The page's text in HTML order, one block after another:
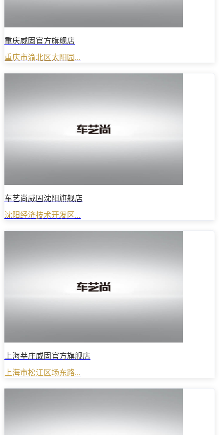
重庆威固官方旗舰店
重庆市渝北区太阳园...
车艺尚威固沈阳旗舰店
沈阳经济技术开发区...
上海莘庄威固官方旗舰店
上海市松江区场东路...